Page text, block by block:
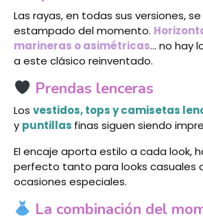
Las rayas, en todas sus versiones,
estampado del momento.
marineras o asimétricas… no hay
a este clásico reinventado.
Prendas lenceras
Los vestidos, tops y camisetas
y puntillas finas siguen siendo
El encaje aporta estilo a cada look,
perfecto tanto para looks casuales
ocasiones especiales.
La combinación del